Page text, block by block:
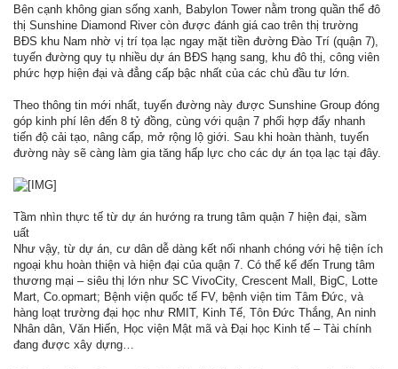
Bên cạnh không gian sống xanh, Babylon Tower nằm trong quần thể đô
thị Sunshine Diamond River còn được đánh giá cao trên thị trường
BĐS khu Nam nhờ vị trí tọa lạc ngay mặt tiền đường Đào Trí (quận 7),
tuyến đường quy tụ nhiều dự án BĐS hạng sang, khu đô thị, công viên
phức hợp hiện đại và đẳng cấp bậc nhất của các chủ đầu tư lớn.
Theo thông tin mới nhất, tuyến đường này được Sunshine Group đóng
góp kinh phí lên đến 8 tỷ đồng, cùng với quận 7 phối hợp đẩy nhanh
tiến độ cải tạo, nâng cấp, mở rộng lộ giới. Sau khi hoàn thành, tuyến
đường này sẽ càng làm gia tăng hấp lực cho các dự án tọa lạc tại đây.
Tầm nhìn thực tế từ dự án hướng ra trung tâm quận 7 hiện đại, sầm
uất
Như vậy, từ dự án, cư dân dễ dàng kết nối nhanh chóng với hệ tiện ích
ngoại khu hoàn thiện và hiện đại của quận 7. Có thể kể đến Trung tâm
thương mại – siêu thị lớn như SC VivoCity, Crescent Mall, BigC, Lotte
Mart, Co.opmart; Bệnh viện quốc tế FV, bệnh viện tim Tâm Đức, và
hàng loạt trường đại học như RMIT, Kinh Tế, Tôn Đức Thắng, An ninh
Nhân dân, Văn Hiến, Học viện Mật mã và Đại học Kinh tế – Tài chính
đang được xây dựng…